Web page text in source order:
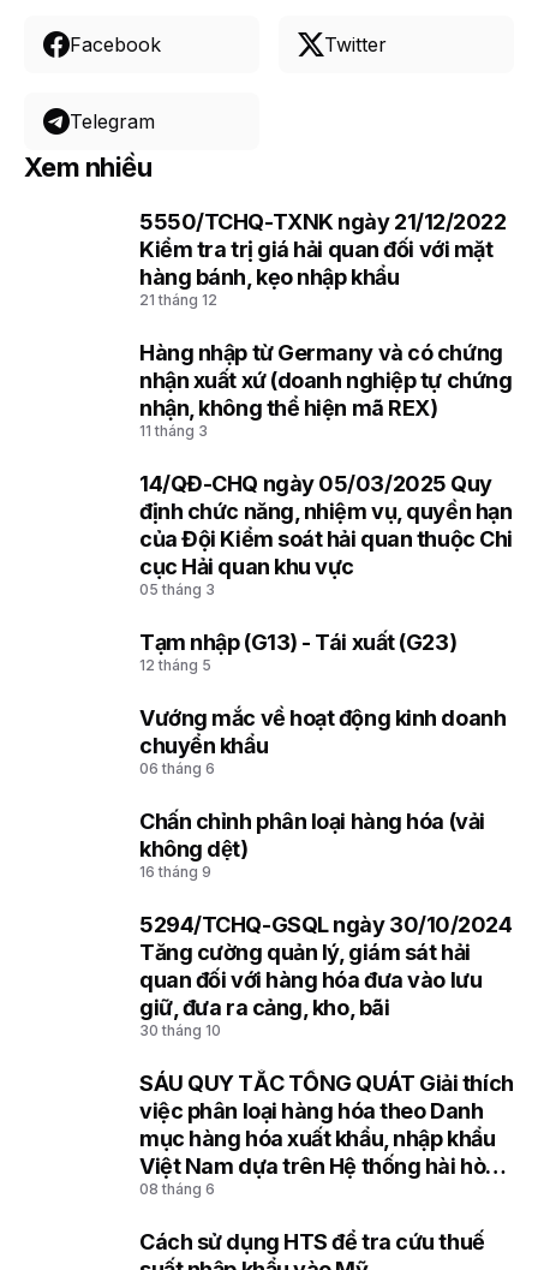
Facebook Twitter
Telegram
Xem nhiều
5550/TCHQ-TXNK ngày 21/12/2022
Kiểm tra trị giá hải quan đối với mặt
hàng bánh, kẹo nhập khẩu
21 tháng 12
Hàng nhập từ Germany và có chứng
nhận xuất xứ (doanh nghiệp tự chứng
nhận, không thể hiện mã REX)
11 tháng 3
14/QĐ-CHQ ngày 05/03/2025 Quy
định chức năng, nhiệm vụ, quyền hạn
của Đội Kiểm soát hải quan thuộc Chi
cục Hải quan khu vực
05 tháng 3
Tạm nhập (G13) - Tái xuất (G23)
12 tháng 5
Vướng mắc về hoạt động kinh doanh
chuyển khẩu
06 tháng 6
Chấn chỉnh phân loại hàng hóa (vải
không dệt)
16 tháng 9
5294/TCHQ-GSQL ngày 30/10/2024
Tăng cường quản lý, giám sát hải
quan đối với hàng hóa đưa vào lưu
giữ, đưa ra cảng, kho, bãi
30 tháng 10
SÁU QUY TẮC TỔNG QUÁT Giải thích
việc phân loại hàng hóa theo Danh
mục hàng hóa xuất khẩu, nhập khẩu
Việt Nam dựa trên Hệ thống hài hòa
mô tả và mã hóa hàng hóa (HS) của
08 tháng 6
Cách sử dụng HTS để tra cứu thuế